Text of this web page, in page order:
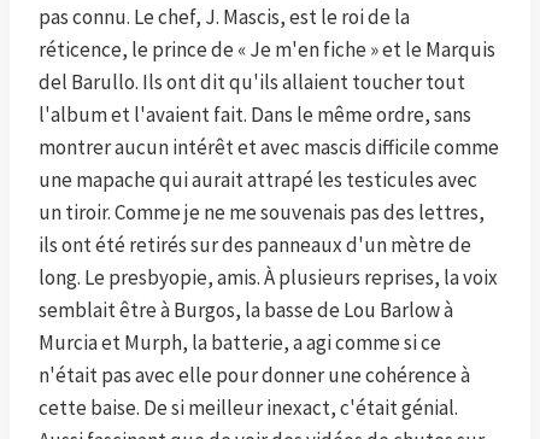
pas connu. Le chef, J. Mascis, est le roi de la
réticence, le prince de « Je m'en fiche » et le Marquis
del Barullo. Ils ont dit qu'ils allaient toucher tout
l'album et l'avaient fait. Dans le même ordre, sans
montrer aucun intérêt et avec mascis difficile comme
une mapache qui aurait attrapé les testicules avec
un tiroir. Comme je ne me souvenais pas des lettres,
ils ont été retirés sur des panneaux d'un mètre de
long. Le presbyopie, amis. À plusieurs reprises, la voix
semblait être à Burgos, la basse de Lou Barlow à
Murcia et Murph, la batterie, a agi comme si ce
n'était pas avec elle pour donner une cohérence à
cette baise. De si meilleur inexact, c'était génial.